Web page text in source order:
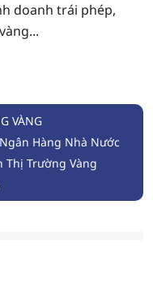
doanh trái phép,
VÀNG
Ngân Hàng Nhà Nước
Thị Trường Vàng